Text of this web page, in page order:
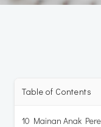
Table of Contents
10 Mainan Anak